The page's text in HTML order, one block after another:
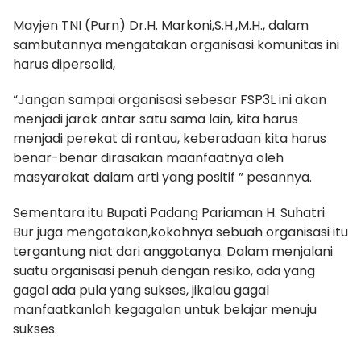
Mayjen TNI (Purn) Dr.H. Markoni,S.H.,M.H., dalam
sambutannya mengatakan organisasi komunitas ini
harus dipersolid,
“Jangan sampai organisasi sebesar FSP3L ini akan
menjadi jarak antar satu sama lain, kita harus
menjadi perekat di rantau, keberadaan kita harus
benar-benar dirasakan maanfaatnya oleh
masyarakat dalam arti yang positif ” pesannya.
Sementara itu Bupati Padang Pariaman H. Suhatri
Bur juga mengatakan,kokohnya sebuah organisasi itu
tergantung niat dari anggotanya. Dalam menjalani
suatu organisasi penuh dengan resiko, ada yang
gagal ada pula yang sukses, jikalau gagal
manfaatkanlah kegagalan untuk belajar menuju
sukses.